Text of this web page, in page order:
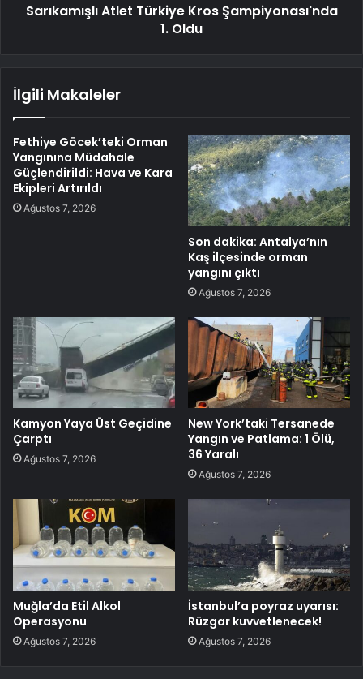
Sarıkamışlı Atlet Türkiye Kros Şampiyonası'nda
1. Oldu
İlgili Makaleler
Fethiye Göcek’teki Orman
Yangınına Müdahale
Güçlendirildi: Hava ve Kara
Ekipleri Artırıldı
Ağustos 7, 2026
Son dakika: Antalya’nın
Kaş ilçesinde orman
yangını çıktı
Ağustos 7, 2026
Kamyon Yaya Üst Geçidine
Çarptı
Ağustos 7, 2026
New York’taki Tersanede
Yangın ve Patlama: 1 Ölü,
36 Yaralı
Ağustos 7, 2026
Muğla’da Etil Alkol
Operasyonu
Ağustos 7, 2026
İstanbul’a poyraz uyarısı:
Rüzgar kuvvetlenecek!
Ağustos 7, 2026